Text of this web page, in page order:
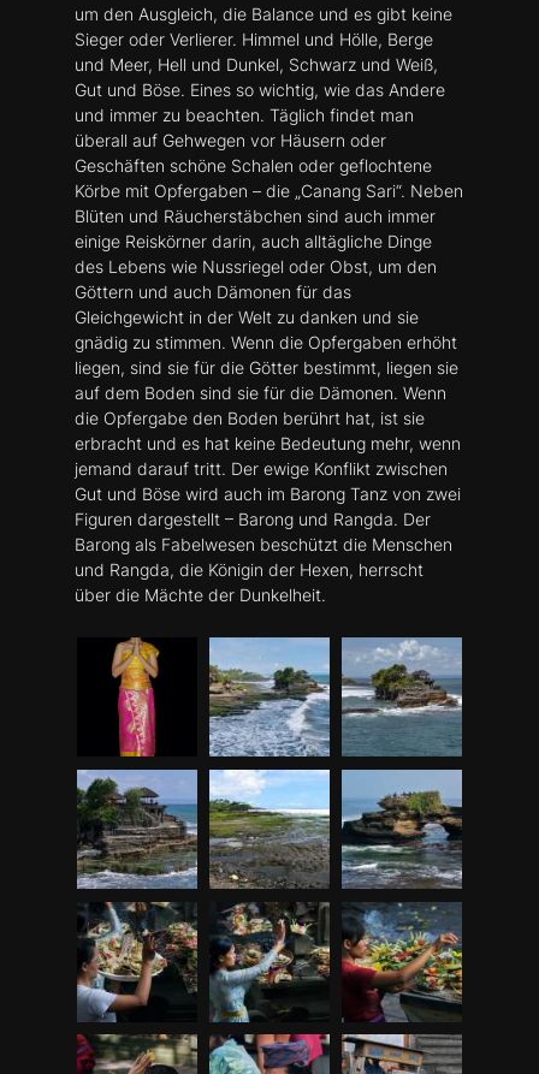
um den Ausgleich, die Balance und es gibt keine
Sieger oder Verlierer. Himmel und Hölle, Berge
und Meer, Hell und Dunkel, Schwarz und Weiß,
Gut und Böse. Eines so wichtig, wie das Andere
und immer zu beachten. Täglich findet man
überall auf Gehwegen vor Häusern oder
Geschäften schöne Schalen oder geflochtene
Körbe mit Opfergaben – die „Canang Sari“. Neben
Blüten und Räucherstäbchen sind auch immer
einige Reiskörner darin, auch alltägliche Dinge
des Lebens wie Nussriegel oder Obst, um den
Göttern und auch Dämonen für das
Gleichgewicht in der Welt zu danken und sie
gnädig zu stimmen. Wenn die Opfergaben erhöht
liegen, sind sie für die Götter bestimmt, liegen sie
auf dem Boden sind sie für die Dämonen. Wenn
die Opfergabe den Boden berührt hat, ist sie
erbracht und es hat keine Bedeutung mehr, wenn
jemand darauf tritt. Der ewige Konflikt zwischen
Gut und Böse wird auch im Barong Tanz von zwei
Figuren dargestellt – Barong und Rangda. Der
Barong als Fabelwesen beschützt die Menschen
und Rangda, die Königin der Hexen, herrscht
über die Mächte der Dunkelheit.